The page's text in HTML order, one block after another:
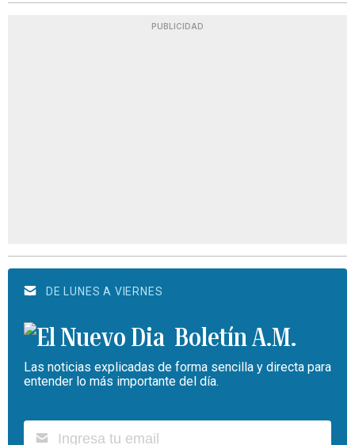
PUBLICIDAD
DE LUNES A VIERNES
Boletín A.M.
Las noticias explicadas de forma sencilla y directa para
entender lo más importante del día.